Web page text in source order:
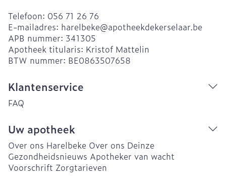
Telefoon: 056 71 26 76
E-mailadres: harelbeke@apotheekdekerselaar.be
APB nummer: 341305
Apotheek titularis: Kristof Mattelin
BTW nummer: BE0863507658
Klantenservice
FAQ
Uw apotheek
Over ons Harelbeke Over ons Deinze
Gezondheidsnieuws Apotheker van wacht
Voorschrift Zorgtarieven